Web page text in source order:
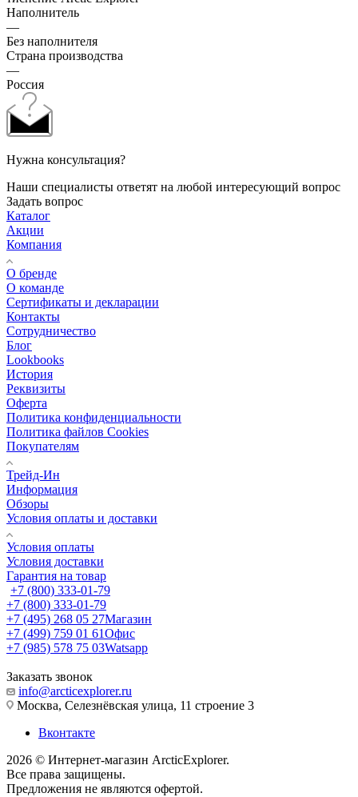
Наполнитель
—
Без наполнителя
Страна производства
—
Россия
Нужна консультация?
Наши специалисты ответят на любой интересующий вопрос
Задать вопрос
Каталог
Акции
Компания
О бренде
О команде
Сертификаты и декларации
Контакты
Сотрудничество
Блог
Lookbooks
История
Реквизиты
Оферта
Политика конфиденциальности
Политика файлов Cookies
Покупателям
Трейд-Ин
Информация
Обзоры
Условия оплаты и доставки
Условия оплаты
Условия доставки
Гарантия на товар
+7 (800) 333-01-79
+7 (800) 333-01-79
+7 (495) 268 05 27Магазин
+7 (499) 759 01 61Офис
+7 (985) 578 75 03Watsapp
Заказать звонок
info@arcticexplorer.ru
Москва, Селезнёвская улица, 11 строение 3
Вконтакте
2026 © Интернет-магазин АrcticExplorer.
Все права защищены.
Предложения не являются офертой.